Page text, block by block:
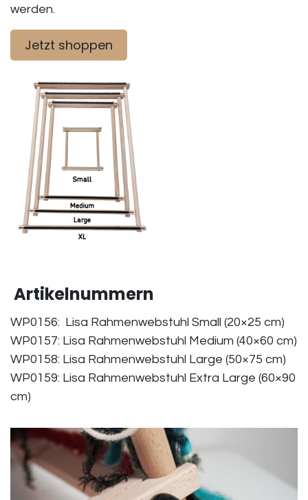
werden.
Jetzt shoppen
Artikelnummern
WP0156: Lisa Rahmenwebstuhl Small (20×25 cm)
WP0157: Lisa Rahmenwebstuhl Medium (40×60 cm)
WP0158: Lisa Rahmenwebstuhl Large (50×75 cm)
WP0159: Lisa Rahmenwebstuhl Extra Large (60×90
cm)